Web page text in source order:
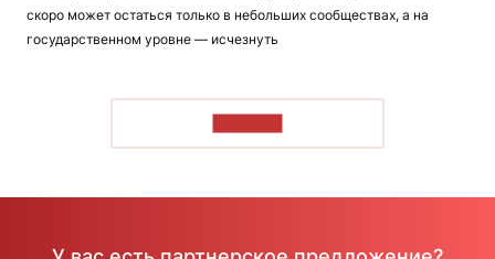
скоро может остаться только в небольших сообществах, а на
государственном уровне — исчезнуть